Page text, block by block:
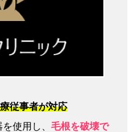
従事者が対応
使用し、 毛根を破壊で